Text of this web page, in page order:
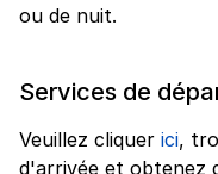
ou de nuit.
Services de
Veuillez cliquer ici,
d'arrivée et obtenez